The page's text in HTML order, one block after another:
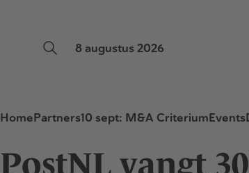
8 augustus 2026
HomePartners10 sept: M&A CriteriumEvents
PostNL vangt